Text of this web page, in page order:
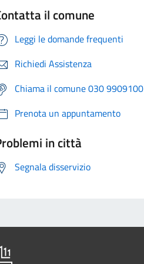
il comune
Leggi le domande frequenti
Richiedi Assistenza
Chiama il comune 030 9909100
Prenota un appuntamento
in città
Segnala disservizio